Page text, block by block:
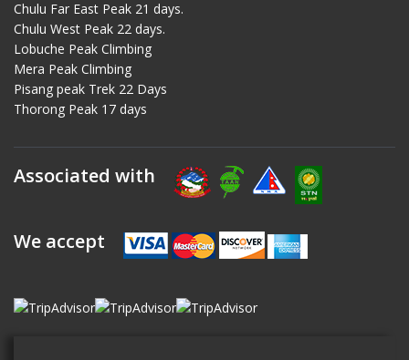
Chulu Far East Peak 21 days.
Chulu West Peak 22 days.
Lobuche Peak Climbing
Mera Peak Climbing
Pisang peak Trek 22 Days
Thorong Peak 17 days
Associated with
We accept